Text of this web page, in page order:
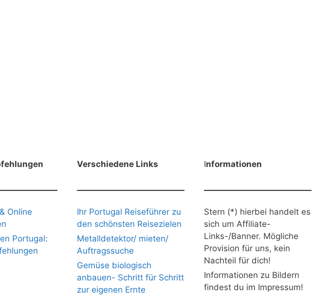
Online
Portugal:
Verschiedene Links
Ihr Portugal Reiseführer zu
den schönsten Reisezielen
Metalldetektor/ mieten/
Auftragssuche
Gemüse biologisch
anbauen- Schritt für Schritt
zur eigenen Ernte
Informationen
Stern (*) hierbei handelt es
sich um Affiliate-
Links-/Banner. Mögliche
Provision für uns, kein
Nachteil für dich!
Informationen zu Bildern
findest du im Impressum!